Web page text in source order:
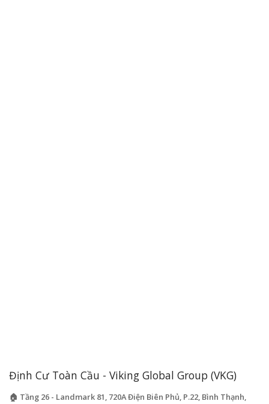
Định Cư Toàn Cầu - Viking Global Group (VKG)
🏠 Tầng 26 - Landmark 81, 720A Điện Biên Phủ, P.22, Bình Thạnh,